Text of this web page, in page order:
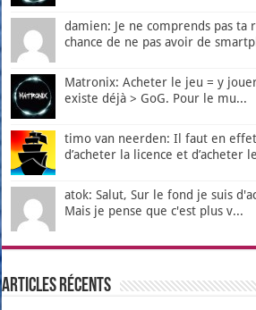
damien: Je ne comprends pas ta
chance de ne pas avoir de
Matronix: Acheter le jeu = y
existe déjà > GoG. Pour le mu...
timo van neerden: Il faut en
d’acheter la licence et d’acheter
atok: Salut, Sur le fond je suis
Mais je pense que c'est plus v...
Articles récents